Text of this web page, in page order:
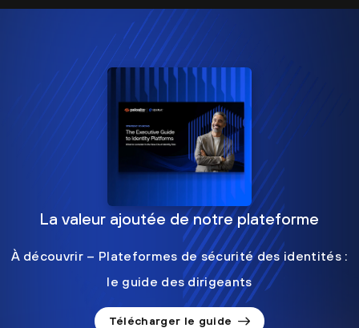
La valeur ajoutée de notre plateforme
À découvrir – Plateformes de sécurité des identités :
le guide des dirigeants
Télécharger le guide